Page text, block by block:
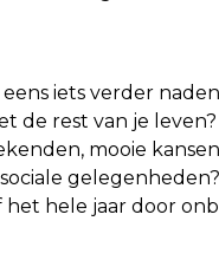
iets verder
de rest van je leven?
mooie
het hele jaar door